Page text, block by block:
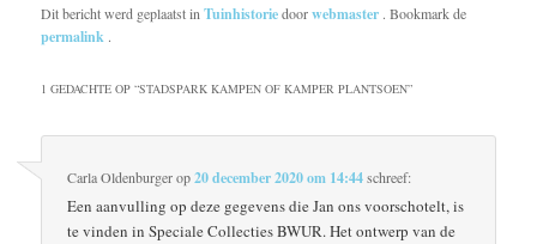
Dit bericht werd geplaatst inTuinhistoriedoorwebmaster . Bookmark de
permalink .
1 GEDACHTE OP “STADSPARK KAMPEN OF KAMPER PLANTSOEN”
Carla Oldenburgerop20 december 2020 om 14:44schreef:
Een aanvulling op deze gegevens die Jan ons voorschotelt, is
te vinden in Speciale Collecties BWUR. Het ontwerp van de